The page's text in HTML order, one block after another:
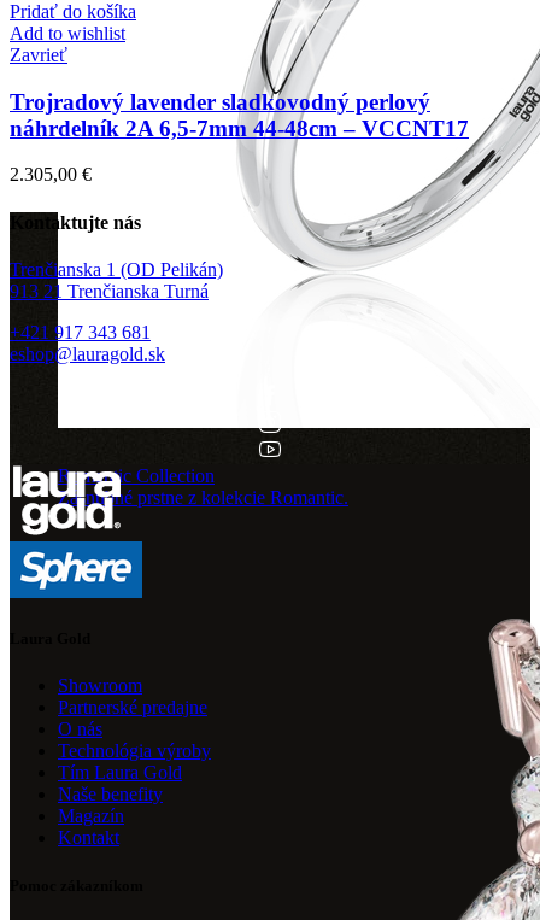
Romantic Collection
Zásnubné prstne z kolekcie Romantic.
Pridať do košíka
Add to wishlist
Zavrieť
Trojradový lavender sladkovodný perlový
náhrdelník 2A 6,5-7mm 44-48cm – VCCNT17
2.305,00 €
Kontaktujte nás
Trenčianska 1 (OD Pelikán)
913 21 Trenčianska Turná
+421 917 343 681
eshop@lauragold.sk
Showroom
Partnerské predajne
O nás
Technológia výroby
Tím Laura Gold
Naše benefity
Magazín
Kontakt